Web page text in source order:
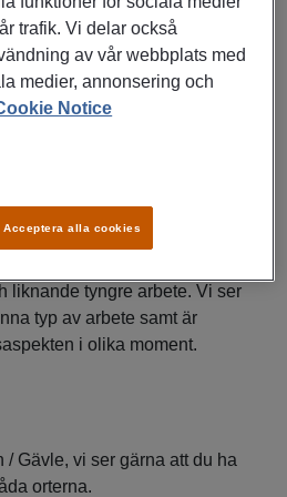
tekniska lösningar för gruv- och
inom livsmedelsbranschen. Du
avdelningar med varierande
svetsning, målning eller
innebära fysiska moment,
liknande tyngre arbete. Vi ser
typ av arbete samt är
i olika moment.
/ Gävle, vi ser gärna att du ha
orterna.
trafik. Vi delar också
av vår webbplats med
medier, annonsering och
Notice
Acceptera alla cookies